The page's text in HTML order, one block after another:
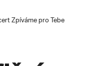
Zpíváme pro Tebe